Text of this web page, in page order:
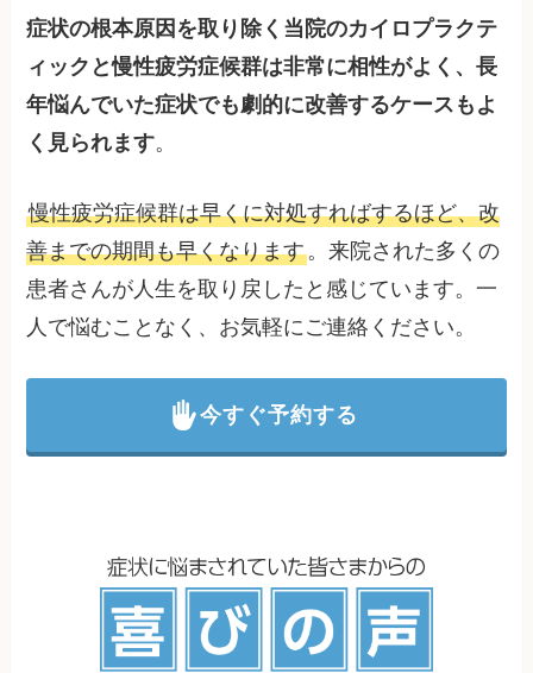
症状の根本原因を取り除く当院のカイロプラクテ
ィックと慢性疲労症候群は非常に相性がよく、長
年悩んでいた症状でも劇的に改善するケースもよ
く見られます。
慢性疲労症候群は早くに対処すればするほど、改
善までの期間も早くなります。来院された多くの
患者さんが人生を取り戻したと感じています。一
人で悩むことなく、お気軽にご連絡ください。
今すぐ予約する